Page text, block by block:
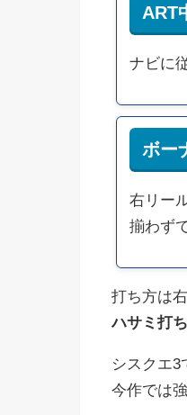
ART
ナビに
ボー
右リー
揃わず
打ち方は
ハサミ打ち
シスクエ3
今作では